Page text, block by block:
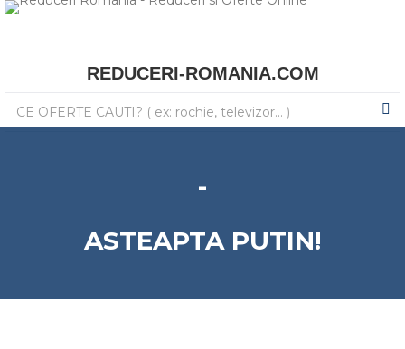
REDUCERI-ROMANIA.COM
-
ASTEAPTA PUTIN!